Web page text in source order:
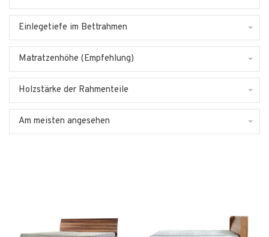
Einlegetiefe im Bettrahmen
Matratzenhöhe (Empfehlung)
Holzstärke der Rahmenteile
Am meisten angesehen